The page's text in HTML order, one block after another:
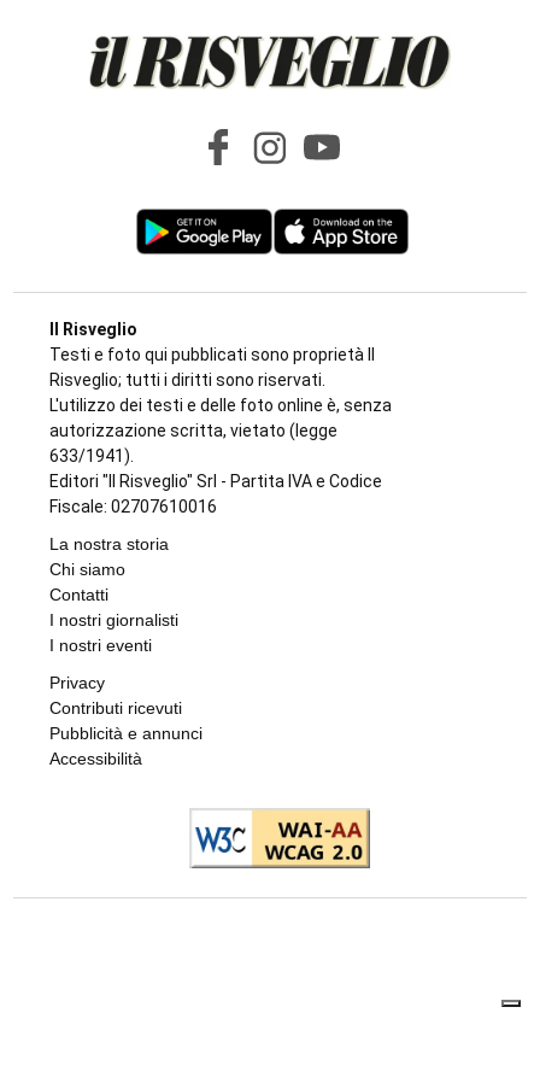
Il Risveglio
Testi e foto qui pubblicati sono proprietà Il
Risveglio; tutti i diritti sono riservati.
L'utilizzo dei testi e delle foto online è, senza
autorizzazione scritta, vietato (legge
633/1941).
Editori "Il Risveglio" Srl - Partita IVA e Codice
Fiscale: 02707610016
La nostra storia
Chi siamo
Contatti
I nostri giornalisti
I nostri eventi
Privacy
Contributi ricevuti
Pubblicità e annunci
Accessibilità